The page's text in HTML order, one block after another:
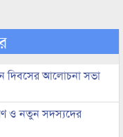
দিবসের আলোচনা সভা
ও নতুন সদস্যদের